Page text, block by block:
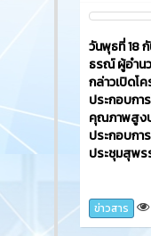
วันพุธที่ 18
ธรณ์ ผู้อำน
กล่าวเปิดโ
ประกอบกา
คุณภาพสูง
ประกอบกา
ประชุมสุพ
ข่าวสาร